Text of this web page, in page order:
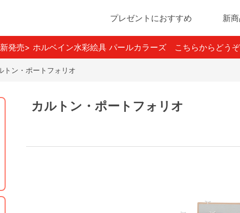
プレゼントにおすすめ 新
発売> ホルベイン水彩絵具 パールカラーズ こちらからどう
トン・ポートフォリオ
カルトン・ポートフォリオ